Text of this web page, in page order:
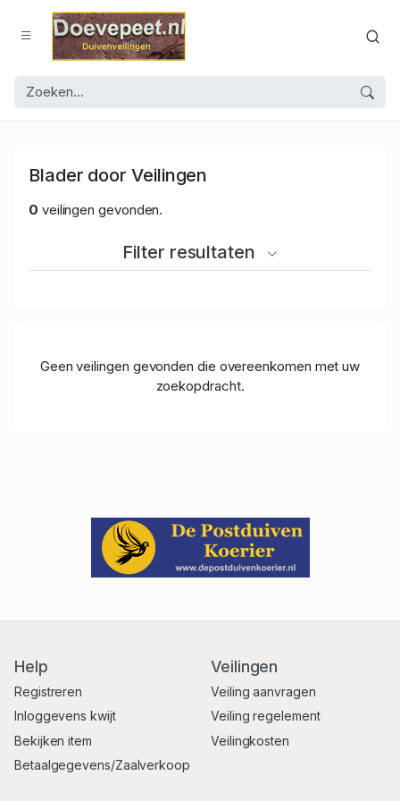
Blader door Veilingen
0 veilingen gevonden.
Filter resultaten
Geen veilingen gevonden die overeenkomen met uw
zoekopdracht.
Help
Registreren
Inloggevens kwijt
Bekijken item
Betaalgegevens/Zaalverkoop
Veilingen
Veiling aanvragen
Veiling regelement
Veilingkosten